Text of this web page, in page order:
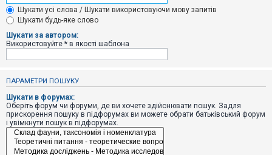
Т
е
м
и
б
і
п
о
в
і
д
Шукати усі слова / Шукати використовуючи мову запитів
Шукати будь-яке слово
Шукати за автором:
Використовуйте * в якості шаблона
ПАРАМЕТРИ ПОШУКУ
Шукати в форумах:
Оберіть форум чи форуми, де ви хочете здійснювати пошук. Задля
прискорення пошуку в підфорумах ви можете обрати батьківський форум
і увімкнути пошук в підфорумах.